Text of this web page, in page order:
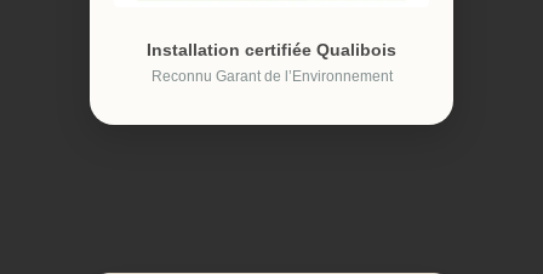
Installation certifiée Qualibois
Reconnu Garant de l’Environnement